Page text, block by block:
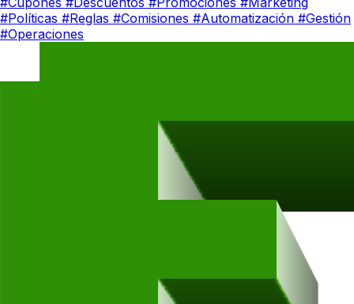
#Políticas #Reglas #Comisiones #Automatización #Gestión
#Operaciones